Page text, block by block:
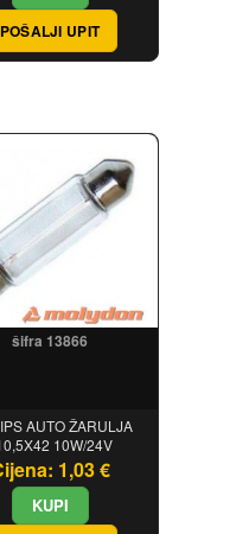
POŠALJI UPIT
šifra 13866
AUTO ŽARULJA
10W/24V
1,03 €